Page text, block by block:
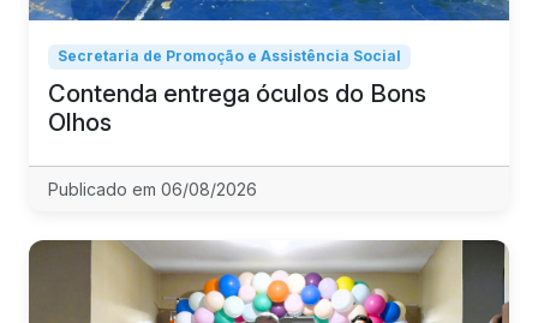
Secretaria de Promoção e Assistência Social
Contenda entrega óculos do Bons
Olhos
Publicado em 06/08/2026